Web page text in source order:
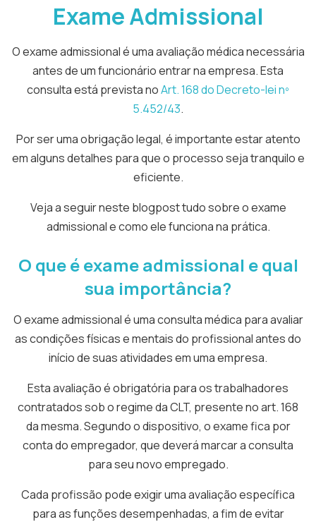
Exame Admissional
O exame admissional é uma avaliação médica necessária
antes de um funcionário entrar na empresa. Esta
consulta está prevista noArt. 168 do Decreto-lei nº
5.452/43.
Por ser uma obrigação legal, é importante estar atento
em alguns detalhes para que o processo seja tranquilo e
eficiente.
Veja a seguir neste blogpost tudo sobre o exame
admissional e como ele funciona na prática.
O que é exame admissional e qual
sua importância?
O exame admissional é uma consulta médica para avaliar
as condições físicas e mentais do profissional antes do
início de suas atividades em uma empresa.
Esta avaliação é obrigatória para os trabalhadores
contratados sob o regime da CLT, presente no art. 168
da mesma. Segundo o dispositivo, o exame fica por
conta do empregador, que deverá marcar a consulta
para seu novo empregado.
Cada profissão pode exigir uma avaliação específica
para as funções desempenhadas, a fim de evitar